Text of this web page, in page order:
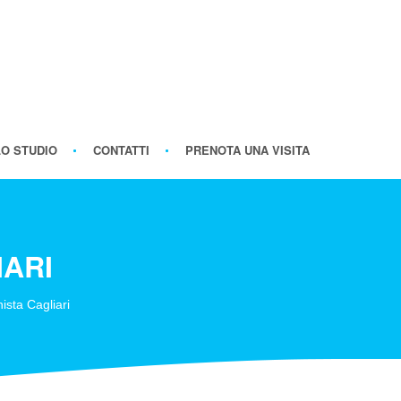
STUDIO CONTATTI PRENOTA UNA VISITA
Cagliari